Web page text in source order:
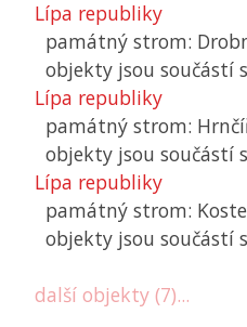
Lípa republiky
památný strom:
objekty jsou součástí
Lípa republiky
památný strom:
objekty jsou součástí
Lípa republiky
památný strom:
objekty jsou součástí
další objekty (7)...